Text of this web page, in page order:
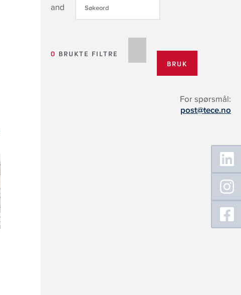
and
0 BRUKTE FILTRE
For spørsmål:
post@tece.no
Floating